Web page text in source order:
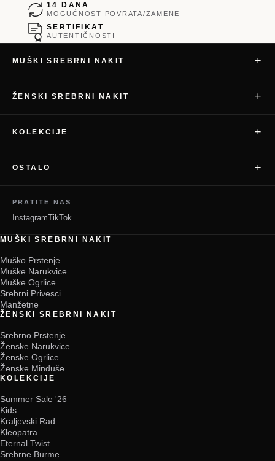
14 DANA
MOGUĆNOST POVRATA/ZAMENE
SERTIFIKAT
AUTENTIČNOSTI
MUŠKI SREBRNI NAKIT +
ŽENSKI SREBRNI NAKIT +
KOLEKCIJE +
OSTALO +
PRATITE NAS
InstagramTikTok
MUŠKI SREBRNI NAKIT
Muško Prstenje
Muške Narukvice
Muške Ogrlice
Srebrni Privesci
Manžetne
ŽENSKI SREBRNI NAKIT
Srebrno Prstenje
Ženske Narukvice
Ženske Ogrlice
Ženske Minđuše
KOLEKCIJE
Summer Sale '26
Kids
Kraljevski Rad
Kleopatra
Eternal Twist
Srebrne Burme